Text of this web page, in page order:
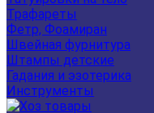
Трафареты
Фетр, Фоамиран
Швейная фурнитура
Штампы детские
Гадания и эзотерика
Инструменты